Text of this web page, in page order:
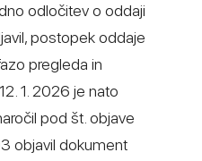
odločitev o oddaji
postopek oddaje
pregleda in
1. 2026 je nato
pod št. objave
objavil dokument